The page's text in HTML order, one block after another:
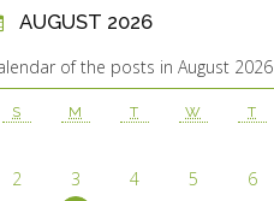
AUGUST 2026
of the posts in August 2026
S M T W T
2
3 4 5 6